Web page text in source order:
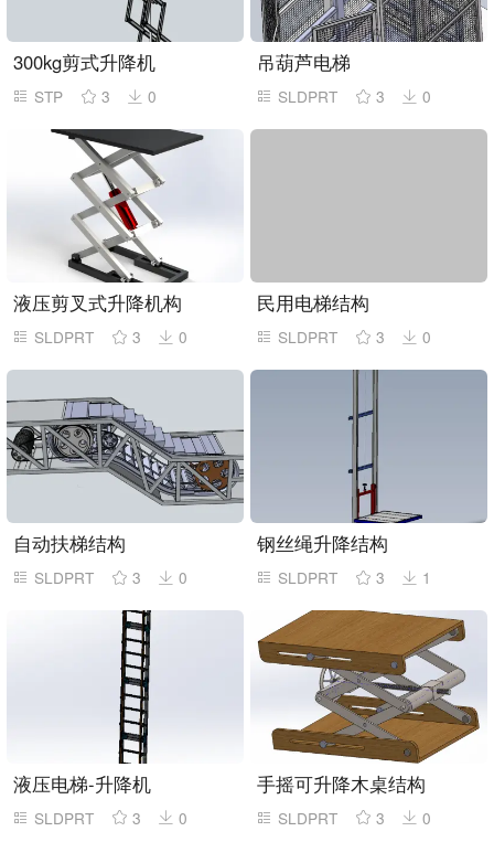
300kg剪式升降机
STP 3 0
吊葫芦电梯
SLDPRT 3 0
液压剪叉式升降机构
SLDPRT 3 0
民用电梯结构
SLDPRT 3 0
自动扶梯结构
SLDPRT 3 0
钢丝绳升降结构
SLDPRT 3 1
液压电梯-升降机
SLDPRT 3 0
手摇可升降木桌结构
SLDPRT 3 0